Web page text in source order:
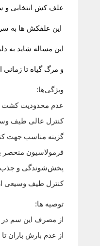
علف کش انتخابی و
این علفکش ها به
این مساله شاید به
و مرگ گیاه تا
ویژگی‌ها:
عدم محدودیت کشت
کنترل عالی طیف
گزینه مناسب جهت
فرمولاسیون منحصر
پخش‌شوندگی و جذب
کنترل طیف وسیعی
توصیه ها:
از مصرف این سم در
از عدم بارش باران تا 4 ساعت پس از مصرف علف کش اطمینان حاصل نمایید